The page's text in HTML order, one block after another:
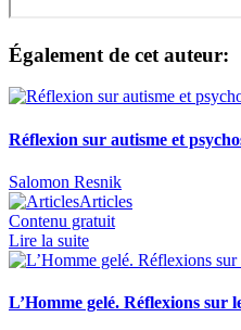
Également de cet auteur:
Réflexion sur autisme et
Salomon Resnik
Articles
Contenu gratuit
Lire la suite
L’Homme gelé. Réflexions sur